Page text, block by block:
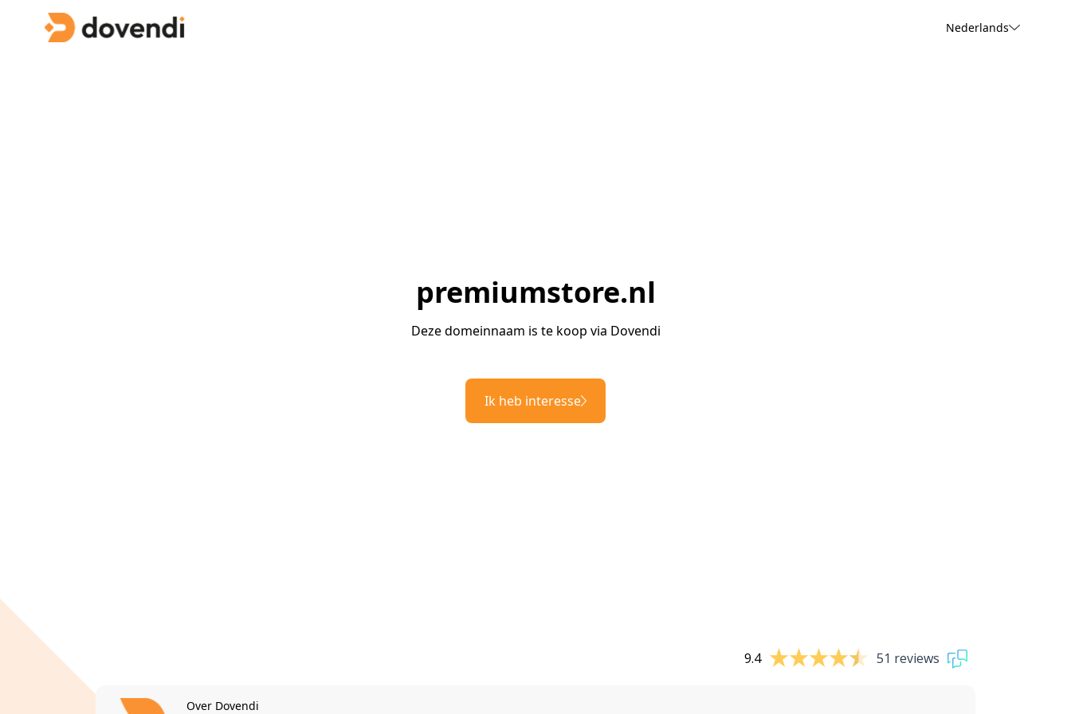
Nederlands
premiumstore.nl
Deze domeinnaam is te koop via Dovendi
Ik heb interesse
9.4 51 reviews
Over Dovendi